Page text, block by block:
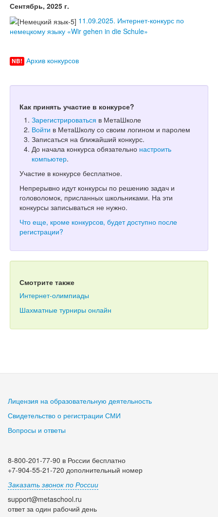
Сентябрь, 2025 г.
11.09.2025. Интернет-конкурс по
немецкому языку «Wir gehen in die Schule»
NB! Архив конкурсов
Как принять участие в конкурсе?
Зарегистрироваться в МетаШколе
Войти в МетаШколу со своим логином и паролем
Записаться на ближайший конкурс.
До начала конкурса обязательно настроить
компьютер.
Участие в конкурсе бесплатное.
Непрерывно идут конкурсы по решению задач и
головоломок, присланных школьниками. На эти
конкурсы записываться не нужно.
Что еще, кроме конкурсов, будет доступно после
регистрации?
Смотрите также
Интернет-олимпиады
Шахматные турниры онлайн
Лицензия на образовательную деятельность
Свидетельство о регистрации СМИ
Вопросы и ответы
8-800-201-77-90 в России бесплатно
+7-904-55-21-720 дополнительный номер
Заказать звонок по России
support@metaschool.ru
ответ за один рабочий день